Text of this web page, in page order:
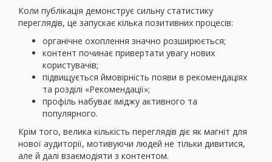
Коли публікація демонструє сильну статистику
переглядів, це запускає кілька позитивних процесів:
органічне охоплення значно розширюється;
контент починає привертати увагу нових
користувачів;
підвищується ймовірність появи в рекомендаціях
та розділі «Рекомендації»;
профіль набуває іміджу активного та
популярного.
Крім того, велика кількість переглядів діє як магніт для
нової аудиторії, мотивуючи людей не тільки дивитися,
але й далі взаємодіяти з контентом.